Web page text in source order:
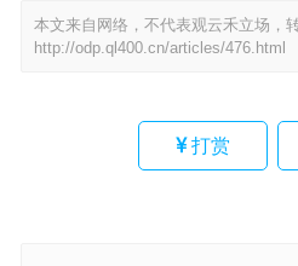
本文来自网络，不代表观云禾立场，
http://odp.ql400.cn/articles/476.html
打赏